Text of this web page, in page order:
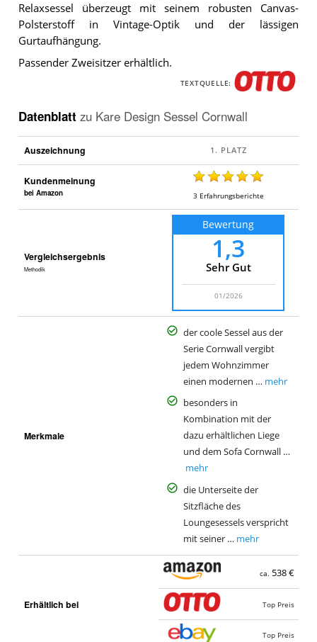
Kare
Design
Relaxsessel überzeugt mit seinem robusten Canvas-
Polsterstoff in Vintage-Optik und der lässigen
Gurtaufhängung.
Passender Zweisitzer erhältlich.
TEXTQUELLE:
Datenblatt zu Kare Design Sessel Cornwall
Auszeichnung
Kundenmeinung
bei Amazon 3 Erfahrungsberichte
Vergleichsergebnis
Methodik
Bewertung
1,3
Sehr Gut
01/2026
Merkmale
der coole Sessel aus der
Serie Cornwall vergibt
jedem Wohnzimmer
einen modernen … mehr
besonders in
Kombination mit der
dazu erhältlichen Liege
und dem Sofa Cornwall …
mehr
die Unterseite der
Sitzfläche des
Loungesessels verspricht
mit seiner … mehr
Erhältlich bei
ca. 538 €
Top Preis
Top Preis